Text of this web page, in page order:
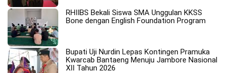
RHIIBS Bekali Siswa SMA Unggulan KKSS
Bone dengan English Foundation Program
Bupati Uji Nurdin Lepas Kontingen Pramuka
Kwarcab Bantaeng Menuju Jambore Nasional
XII Tahun 2026